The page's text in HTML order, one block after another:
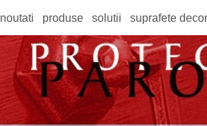
noutati produse solutii suprafete